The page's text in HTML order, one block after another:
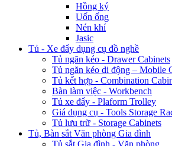
Hồng ký
Uốn ống
Nén khí
Jasic
Tủ - Xe đẩy dụng cụ đồ nghề
Tủ ngăn kéo - Drawer Cabinets
Tủ ngăn kéo di động – Mobile
Tủ kết hợp - Combination
Bàn làm việc - Workbench
Tủ xe đẩy - Plaform Trolley
Giá dụng cụ - Tools Storage
Tủ lưu trữ - Storage Cabinets
Tủ, Bàn sắt Văn phòng Gia đình
Tủ sắt Gia đình - Văn phòng